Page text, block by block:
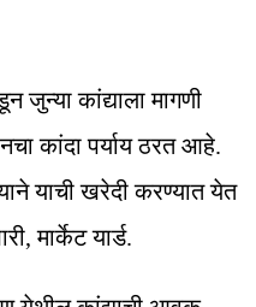
जुन्या कांद्याला मागणी
कांदा पर्याय ठरत आहे.
याची खरेदी करण्यात येत
मार्केट यार्ड.